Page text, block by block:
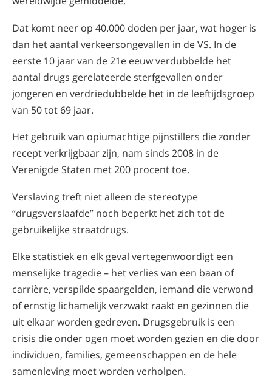
Dat komt neer op 40.000 doden per jaar, wat hoger is
dan het aantal verkeersongevallen in de VS. In de
eerste 10 jaar van de 21e eeuw verdubbelde het
aantal drugs gerelateerde sterfgevallen onder
jongeren en verdriedubbelde het in de leeftijdsgroep
van 50 tot 69 jaar.
Het gebruik van opiumachtige pijnstillers die zonder
recept verkrijgbaar zijn, nam sinds 2008 in de
Verenigde Staten met 200 procent toe.
Verslaving treft niet alleen de stereotype
“drugsverslaafde” noch beperkt het zich tot de
gebruikelijke straatdrugs.
Elke statistiek en elk geval vertegenwoordigt een
menselijke tragedie – het verlies van een baan of
carrière, verspilde spaargelden, iemand die verwond
of ernstig lichamelijk verzwakt raakt en gezinnen die
uit elkaar worden gedreven. Drugsgebruik is een
crisis die onder ogen moet worden gezien en die door
individuen, families, gemeenschappen en de hele
samenleving moet worden verholpen.